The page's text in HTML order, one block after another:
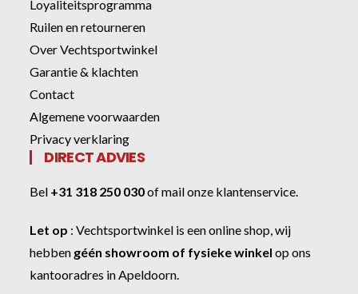
Loyaliteitsprogramma
Ruilen en retourneren
Over Vechtsportwinkel
Garantie & klachten
Contact
Algemene voorwaarden
Privacy verklaring
DIRECT ADVIES
Bel +31 318 250 030ofmail onze klantenservice.
Let op :Vechtsportwinkel is een online shop, wij
hebben géén showroom of fysieke winkel op ons
kantooradres in Apeldoorn.